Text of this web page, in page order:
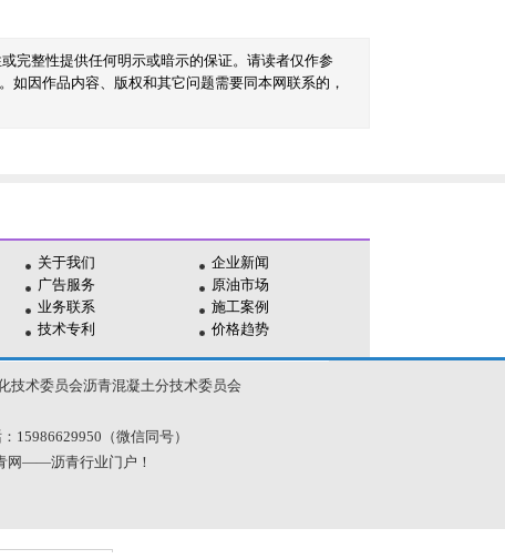
完整性提供任何明示或暗示的保证。请读者仅作参
因作品内容、版权和其它问题需要同本网联系的，
关于我们
广告服务
业务联系
技术专利
企业新闻
原油市场
施工案例
价格趋势
技术委员会沥青混凝土分技术委员会
15986629950（微信同号）
网——沥青行业门户！